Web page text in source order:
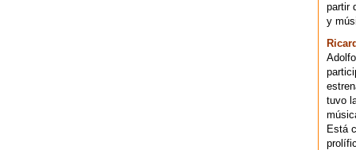
partir
y
tuvo
Está